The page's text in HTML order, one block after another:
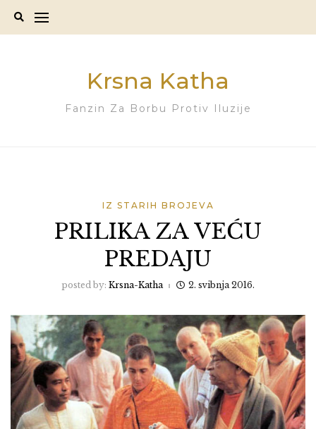
Krsna Katha
Fanzin Za Borbu Protiv Iluzije
IZ STARIH BROJEVA
PRILIKA ZA VEĆU
PREDAJU
posted by: Krsna-Katha 2. svibnja 2016.